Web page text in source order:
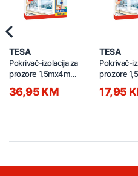
TESA
Pokrivač-izolacija za
prozore 1,5mx4m
36,95 KM
TESA
Pokrivač-
prozore
17,95